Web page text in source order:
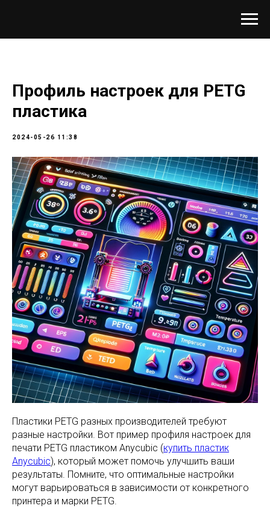
Профиль настроек для PETG
пластика
2024-05-26 11:38
Пластики PETG разных производителей требуют
разные настройки. Вот пример профиля настроек для
печати PETG пластиком Anycubic (купить пластик
Anycubic), который может помочь улучшить ваши
результаты. Помните, что оптимальные настройки
могут варьироваться в зависимости от конкретного
принтера и марки PETG.